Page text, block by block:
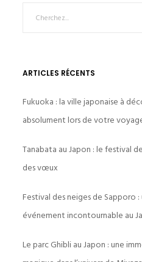
ARTICLES RÉCENTS
Fukuoka : la ville japonaise à
absolument lors de votre
Tanabata au Japon : le festival
des vœux
Festival des neiges de Sapporo :
événement incontournable au
Le parc Ghibli au Japon : une